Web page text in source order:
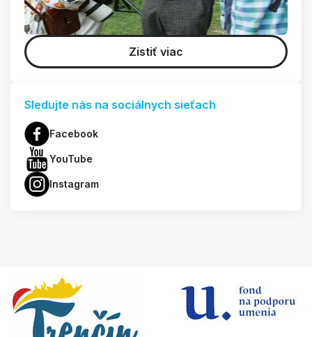
Zistiť viac
Sledujte nás na sociálnych sieťach
Facebook
YouTube
Instagram